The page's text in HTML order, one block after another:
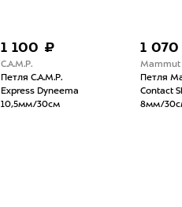
1 100 ₽
C.A.M.P.
Петля C.A.M.P.
Express Dyneema
10,5мм/30см
1
Mammut
Петля
Contact
8мм/